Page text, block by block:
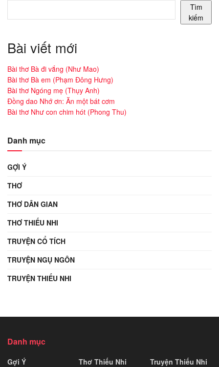
Tìm
kiếm
Bài viết mới
Bài thơ Bà đi vắng (Như Mao)
Bài thơ Bà em (Phạm Đông Hưng)
Bài thơ Ngóng mẹ (Thụy Anh)
Đồng dao Nhớ ơn: Ăn một bát cơm
Bài thơ Như con chim hót (Phong Thu)
Danh mục
GỢI Ý
THƠ
THƠ DÂN GIAN
THƠ THIẾU NHI
TRUYỆN CỔ TÍCH
TRUYỆN NGỤ NGÔN
TRUYỆN THIẾU NHI
Danh mục
Gợi Ý
Thơ Thiếu Nhi
Truyện Thiếu Nhi